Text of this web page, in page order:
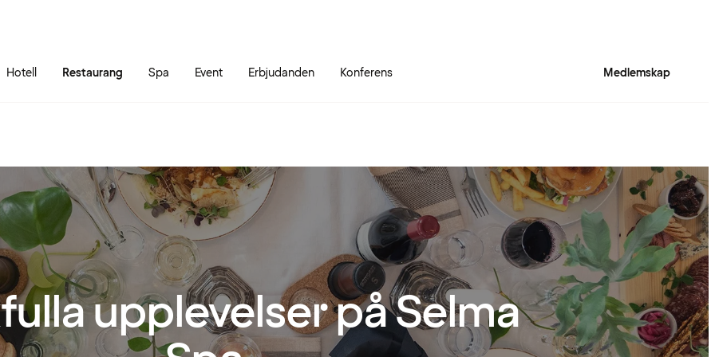
Hotell Restaurang Spa Event Erbjudanden Konferens Medlemskap
upplevelser på Selma